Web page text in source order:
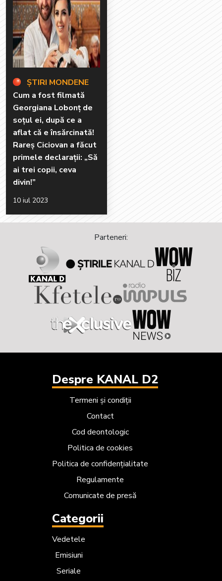
ȘTIRI MONDENE
Cum a fost filmată
Georgiana Lobonț de
soțul ei, după ce a
aflat că e însărcinată!
Rareș Ciciovan a făcut
primele declarații: „Să
ai trei copii, ceva
divin!”
10 iul 2023
Parteneri:
Despre KANAL D2
Termeni și condiții
Contact
Cod deontologic
Politica de cookies
Politica de confidențialitate
Regulamente
Comunicate de presă
Categorii
Vedetele
Emisiuni
Seriale